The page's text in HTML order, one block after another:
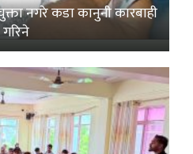
नगरे कडा कानुनी कारबाही
गरिने